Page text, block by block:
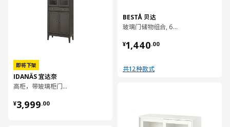
即将下架
IDANÄS 宜达奈
高柜，带玻璃柜门和1个抽屉, 81x39x211 厘米
¥3,999.00
¥ 3999.00
BESTÅ 贝达
玻璃门储物组合, 60x42x193 厘米
¥1,440.00
¥ 1440.00
共12种款式